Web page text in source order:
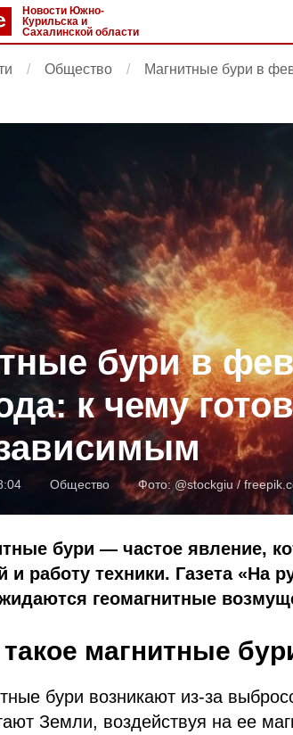
Новости Южно-
Курильска и
Сахалинской области
Общество
Магнитные бури в
бури в
к чему
Общество Фото: @stockgiu /
бури — частое явление,
и работу техники. Газета «На
геомагнитные
магнитные
бури возникают из-за
Земли, воздействуя на ее